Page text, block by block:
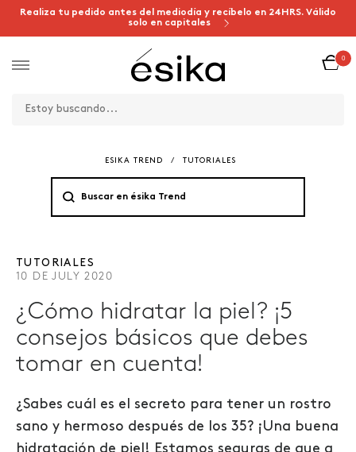
Realiza tu pedido antes del mediodía y recíbelo en 24HRS. Válido
solo en capitales
0
ESIKA TREND / TUTORIALES
TUTORIALES
10 DE JULY 2020
¿Cómo hidratar la piel? ¡5
consejos básicos que debes
tomar en cuenta!
¿Sabes cuál es el secreto para tener un rostro
sano y hermoso después de los 35? ¡Una buena